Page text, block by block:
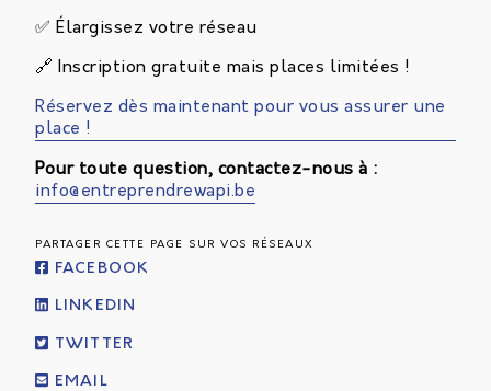
✅ Élargissez votre réseau
🔗 Inscription gratuite mais places limitées !
Réservez dès maintenant pour vous assurer une
place !
Pour toute question, contactez-nous à :
info@entreprendrewapi.be
PARTAGER CETTE PAGE SUR VOS RÉSEAUX
FACEBOOK
LINKEDIN
TWITTER
EMAIL